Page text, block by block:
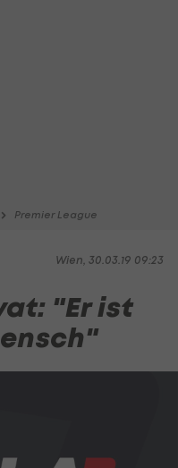
Premier League
Wien, 30.03.19 09:23
"Er ist